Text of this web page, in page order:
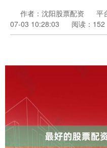
作者：沈阳股票配资 平
07-03 10:28:03
阅读：152